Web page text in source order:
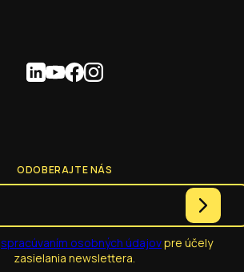
ODOBERAJTE NÁS
spracúvaním osobných údajovpre účely
zasielania newslettera.